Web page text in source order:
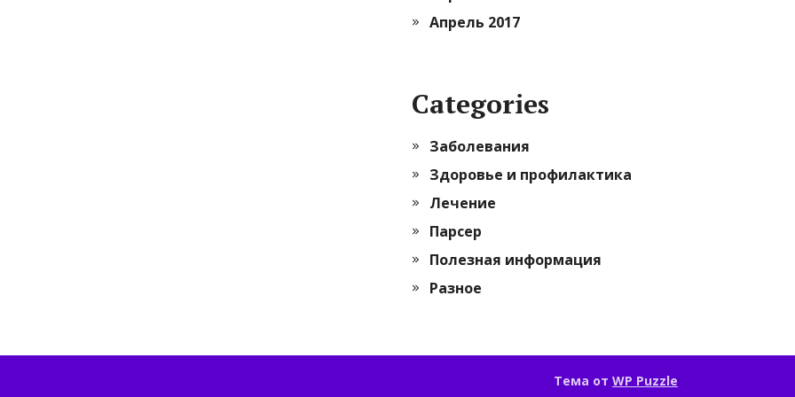
Апрель 2017
Categories
Заболевания
Здоровье и профилактика
Лечение
Парсер
Полезная информация
Разное
Тема от WP Puzzle